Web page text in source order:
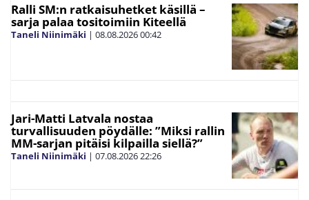
Ralli SM:n ratkaisuhetket käsillä –
sarja palaa tositoimiin Kiteellä
Taneli Niinimäki | 08.08.202600:42
Jari-Matti Latvala nostaa
turvallisuuden pöydälle: ”Miksi rallin
MM-sarjan pitäisi kilpailla siellä?”
Taneli Niinimäki | 07.08.202622:26